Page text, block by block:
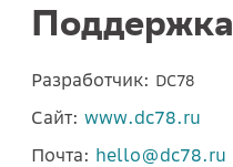
Поддержка
Разработчик: DC78
Сайт: www.dc78.ru
Почта: hello@dc78.ru